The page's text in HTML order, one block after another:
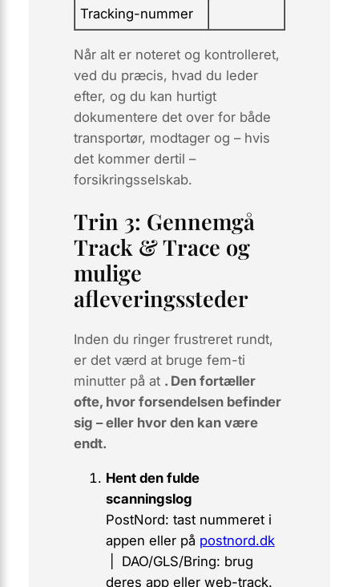
Tracking-nummer
Når alt er noteret og kontrolleret,
ved du præcis, hvad du leder
efter, og du kan hurtigt
dokumentere det over for både
transportør, modtager og – hvis
det kommer dertil –
forsikringsselskab.
Trin 3: Gennemgå
Track & Trace og
mulige
afleveringssteder
Inden du ringer frustreret rundt,
er det værd at bruge fem-ti
minutter på at . Den fortæller
ofte, hvor forsendelsen befinder
sig – eller hvor den kan være
endt.
Hent den fulde
scanningslog
PostNord: tast nummeret i
appen eller på postnord.dk
DAO/GLS/Bring: brug
deres app eller web-track.